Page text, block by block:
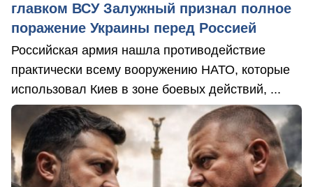
главком ВСУ Залужный признал полное
поражение Украины перед Россией
Российская армия нашла противодействие
практически всему вооружению НАТО, которые
использовал Киев в зоне боевых действий, ...